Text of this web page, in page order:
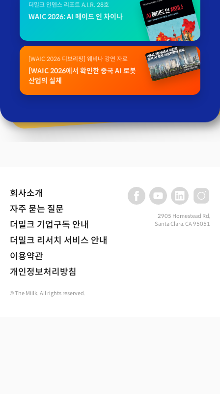
더밀크 인뎁스 리포트 A.I.R. 28호
WAIC 2026: AI 메이드 인 차이나
[WAIC 2026 디브리핑] 웨비나 강연 자료
[WAIC 2026에서 확인한 중국 AI 로봇
산업의 실체
회사소개
자주 묻는 질문
더밀크 기업구독 안내
더밀크 리서치 서비스 안내
이용약관
개인정보처리방침
2905 Homestead Rd,
Santa Clara, CA 95051
© The Miilk. All rights reserved.